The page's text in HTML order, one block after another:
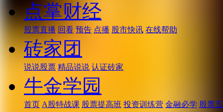
点掌财经
股票直播 回看 预告 点播 股市快讯 在线帮助
砖家团
说说股票 精品说说 认证砖家
牛金学园
首页 A股特战课 股票提高班 投资训练营 金融必学 股票